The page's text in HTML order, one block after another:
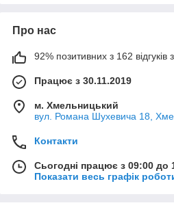
Про нас
92% позитивних з 162 відгуків
Працює з 30.11.2019
м. Хмельницький
вул. Романа Шухевича 18,
Контакти
Сьогодні працює з 09:00 до
Показати весь графік